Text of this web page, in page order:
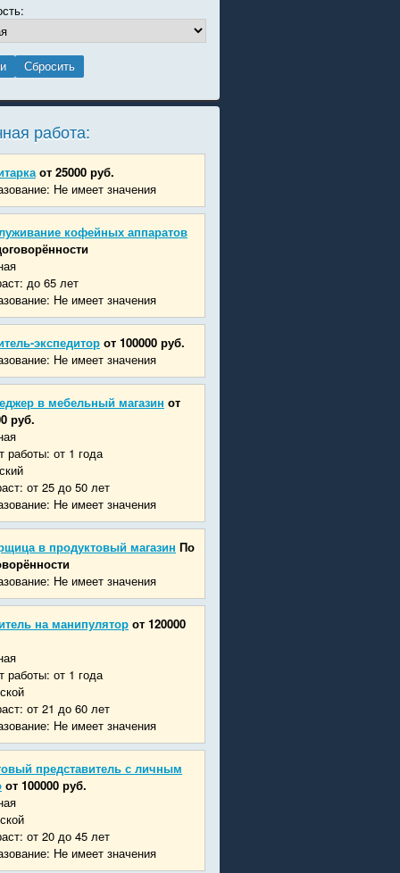
работа:
от 25000 руб.
Не имеет значения
кофейных аппаратов
до 65 лет
Не имеет значения
экспедитор от 100000 руб.
Не имеет значения
в мебельный магазин от
руб.
работы: от 1 года
от 25 до 50 лет
Не имеет значения
в продуктовый магазин По
Не имеет значения
на манипулятор от 120000
работы: от 1 года
от 21 до 60 лет
Не имеет значения
представитель с личным
от 100000 руб.
от 20 до 45 лет
Не имеет значения